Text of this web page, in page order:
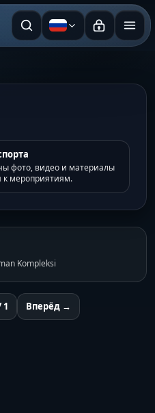
Русский
фото, видео и материалы
к мероприятиям.
Kompleksi
1 Вперёд →